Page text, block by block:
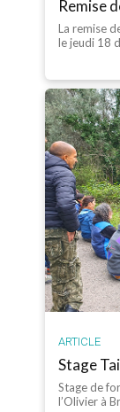
Remise
La remise
le jeudi 18
ARTICLE
Stage
Stage de
l’Olivier à